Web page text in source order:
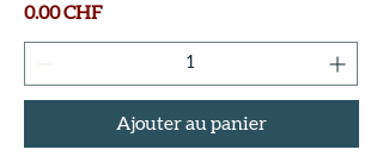
Prix
0.00 CHF
Ajouter au panier